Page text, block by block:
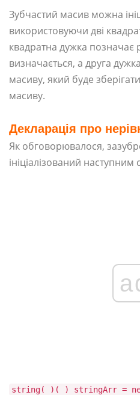
Зубчастий масив можна
використовуючи дві
квадратна дужка позначає
визначається, а друга
масиву, який буде
масиву.
Декларація про
Як обговорювалося,
ініціалізований наступним
string( )( ) stringArr =